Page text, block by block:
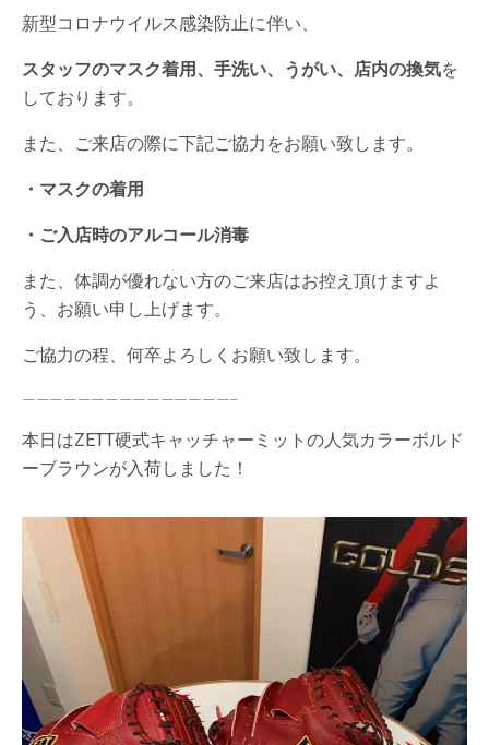
新型コロナウイルス感染防止に伴い、
スタッフのマスク着用、手洗い、うがい、店内の換気を
しております。
また、ご来店の際に下記ご協力をお願い致します。
・マスクの着用
・ご入店時のアルコール消毒
また、体調が優れない方のご来店はお控え頂けますよ
う、お願い申し上げます。
ご協力の程、何卒よろしくお願い致します。
———————————————–
本日はZETT硬式キャッチャーミットの人気カラーボルド
ーブラウンが入荷しました！